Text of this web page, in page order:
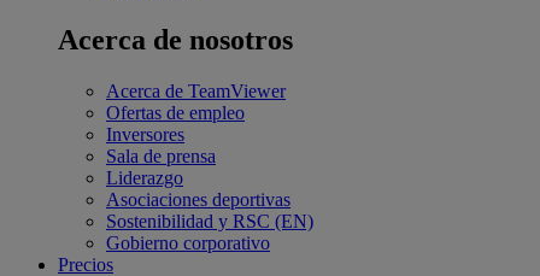
Acerca de nosotros
Acerca de TeamViewer
Ofertas de empleo
Inversores
Sala de prensa
Liderazgo
Asociaciones deportivas
Sostenibilidad y RSC (EN)
Gobierno corporativo
Precios